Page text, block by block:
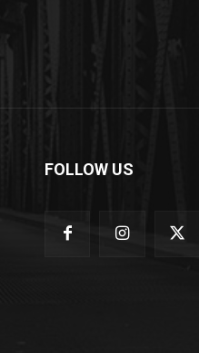
FOLLOW US